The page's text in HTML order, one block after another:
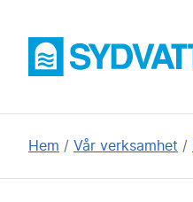
huvudinnehållet
Sydvatten
Du
Hem Vår verksamhet